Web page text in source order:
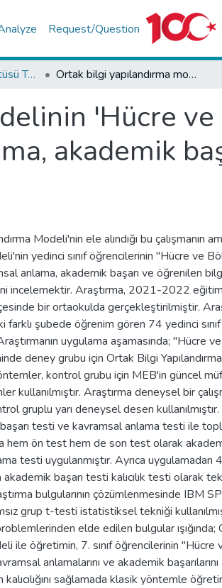
Request/Question
Eğitim Bilimleri Enstitüsü Tez Koleksiyonu Ortak bilgi yapılandırma modelinin 'Hücre ve bölünmeler' ünitesindeki kavramsal anlama, akademik başarı ve kalıcılığa etkisi
'Hücre
akademik
Modeli'nin ele alındığı bu çalışmanın
yedinci sınıf öğrencilerinin "Hücre ve
anlama, akademik başarı ve öğrenilen
incelemektir. Araştırma, 2021-2022 eğitim
bir ortaokulda gerçekleştirilmiştir.
farklı şubede öğrenim gören 74 yedinci
uygulama aşamasında; "Hücre
deney grubu için Ortak Bilgi
kontrol grubu için MEB'in güncel
kullanılmıştır. Araştırma deneysel bir
gruplu yarı deneysel desen kullanılmıştır.
testi ve kavramsal anlama testi ile
hem ön test hem de son test olarak
testi uygulanmıştır. Ayrıca uygulamadan
akademik başarı testi kalıcılık testi olarak
bulgularının çözümlenmesinde IBM
grup t-testi istatistiksel tekniği
elde edilen bulgular ışığında;
ile öğretimin, 7. sınıf öğrencilerinin
anlamalarını ve akademik
sağlamada klasik yöntemle